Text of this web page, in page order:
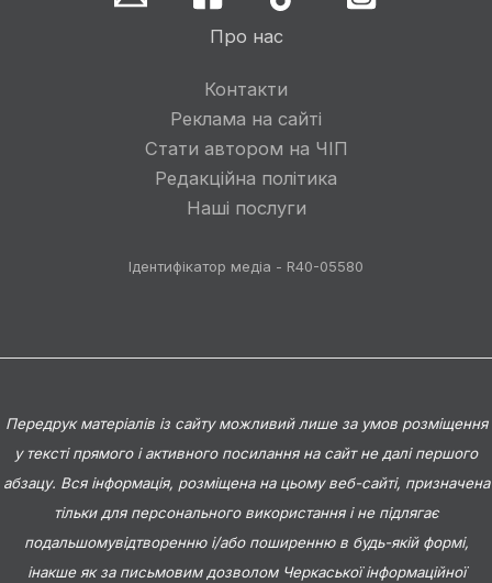
Про нас
Контакти
Реклама на сайті
Стати автором на ЧІП
Редакційна політика
Наші послуги
Ідентифікатор медіа - R40-05580
Передрук матеріалів із сайту можливий лише за умов розміщення
у тексті прямого і активного посилання на сайт не далі першого
абзацу. Вся інформація, розміщена на цьому веб-сайті, призначена
тільки для персонального використання і не підлягає
подальшомувідтворенню і/або поширенню в будь-якій формі,
інакше як за письмовим дозволом Черкаської інформаційної